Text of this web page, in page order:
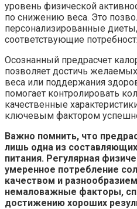
уровень физической
по снижению веса. Это
персонализированные
соответствующие
Осознанный предрасчет
позволяет достичь
веса или поддержания
помогает контролировать
качественные
ключевым фактором
Важно помнить, что
лишь одна из
питания. Регулярная
умеренное потребление
качеством и
немаловажные факторы,
достижению хороших